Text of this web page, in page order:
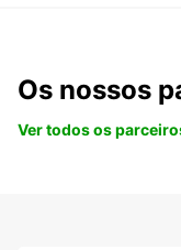
Os nossos
Ver todos os